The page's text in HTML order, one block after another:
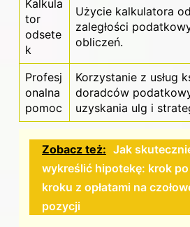
Kalkula
tor
odsete
k
Użycie kalkulatora
zaległości
obliczeń.
Profesj
onalna
pomoc
Korzystanie z usług
doradców
uzyskania ulg i
Zobacz też: Jak
wykreślić hipotekę: krok po
kroku z opłatami na
pozycji